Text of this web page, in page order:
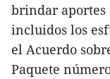
brindar aportes
incluidos los
el Acuerdo
Paquete